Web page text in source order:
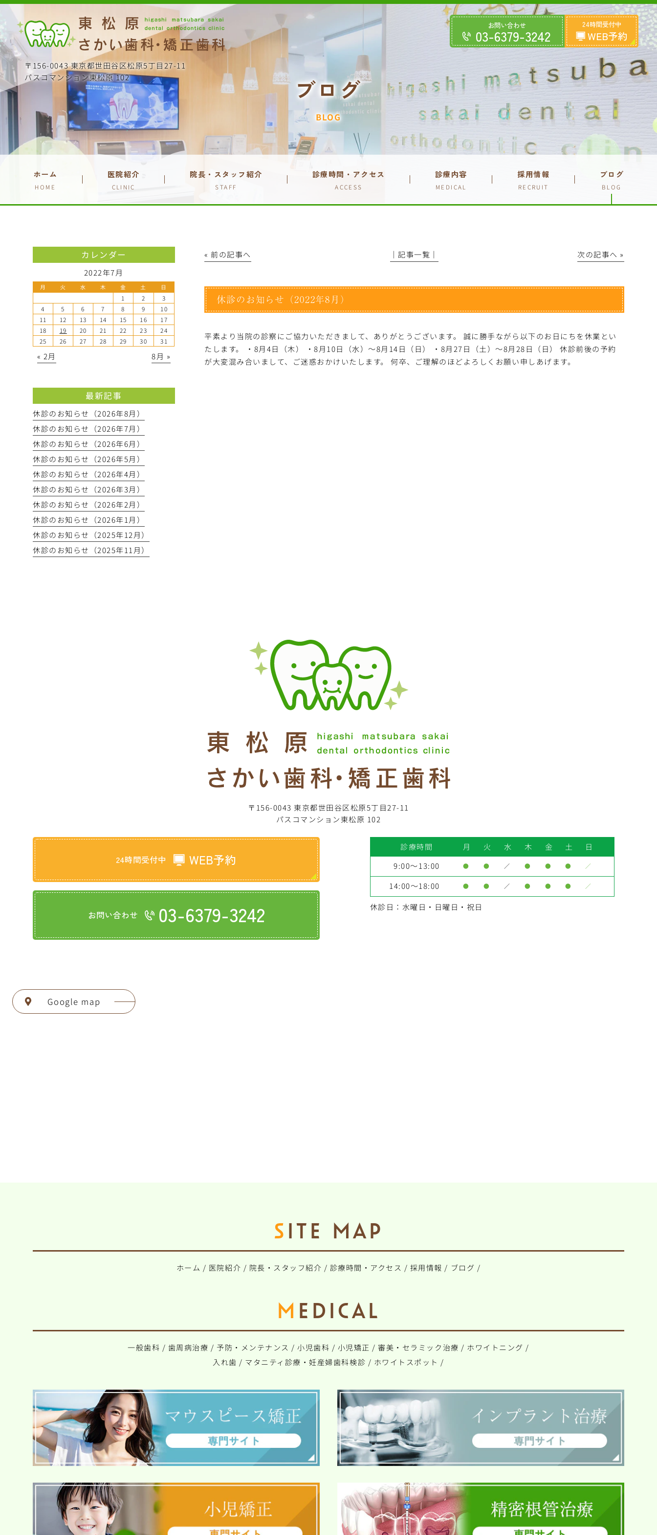
〒156-0043 東京都世田谷区松原5丁目27-11
パスコマンション東松原 102
お問い合わせ
03-6379-3242
24時間受付中
WEB予約
ブログ
BLOG
ホーム
HOME
医院紹介
CLINIC
院長・スタッフ紹介
STAFF
診療時間・アクセス
ACCESS
診療内容
MEDICAL
採用情報
RECRUIT
ブログ
BLOG
« 前の記事へ │記事一覧│ 次の記事へ »
休診のお知らせ（2022年8月）
平素より当院の診察にご協力いただきまして、ありがとうございます。 誠に勝手ながら以下のお日にちを休業とい
たします。 ・8月4日（木） ・8月10日（水）～8月14日（日） ・8月27日（土）～8月28日（日） 休診前後の予約
が大変混み合いまして、ご迷惑おかけいたします。 何卒、ご理解のほどよろしくお願い申しあげます。
カレンダー
2022年7月
月 火 水 木 金 土 日
1 2
3
4
5 6 7 8 9
10
11
12 13 14 15 16
17
18
19 20 21 22 23
24
25
26 27 28 29 30 31
« 2月 8月 »
最新記事
休診のお知らせ（2026年8月）
休診のお知らせ（2026年7月）
休診のお知らせ（2026年6月）
休診のお知らせ（2026年5月）
休診のお知らせ（2026年4月）
休診のお知らせ（2026年3月）
休診のお知らせ（2026年2月）
休診のお知らせ（2026年1月）
休診のお知らせ（2025年12月）
休診のお知らせ（2025年11月）
〒156-0043 東京都世田谷区松原5丁目27-11
パスコマンション東松原 102
24時間受付中 WEB予約
お問い合わせ 03-6379-3242
診療時間 月 火 水 木 金 土
日
9:00～13:00
● ● ／ ● ● ● ／
14:00～18:00 ● ● ／ ● ● ● ／
休診日：水曜日・日曜日・祝日
Google map
SITE MAP
ホーム / 医院紹介 / 院長・スタッフ紹介 / 診療時間・アクセス / 採用情報 / ブログ /
MEDICAL
一般歯科 / 歯周病治療 / 予防・メンテナンス /小児歯科 / 小児矯正 /審美・セラミック治療 / ホワイトニング /
入れ歯 / マタニティ診療・妊産婦歯科検診 / ホワイトスポット /